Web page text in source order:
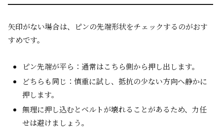
矢印がない場合は、ピンの先端形状をチェックするのがおす
すめです。
ピン先端が平ら：通常はこちら側から押し出します。
どちらも同じ：慎重に試し、抵抗の少ない方向へ静かに
押します。
無理に押し込むとベルトが壊れることがあるため、力任
せは避けましょう。